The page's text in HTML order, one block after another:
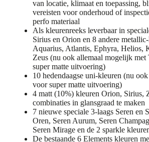
van locatie, klimaat en toepassing,
vereisten voor onderhoud of
perfo materiaal
Als kleurenreeks leverbaar in
Sirius en Orion en 8 andere
Aquarius, Atlantis, Ephyra, Helios,
Zeus (nu ook allemaal mogelijk
super matte uitvoering)
10 hedendaagse uni-kleuren (nu
voor super matte uitvoering)
4 matt (10%) kleuren Orion, Sirius,
combinaties in glansgraad te maken
7 nieuwe speciale 3-laags Seren en
Oren, Seren Aurum, Seren
Seren Mirage en de 2 sparkle
De bestaande 6 Elements kleuren